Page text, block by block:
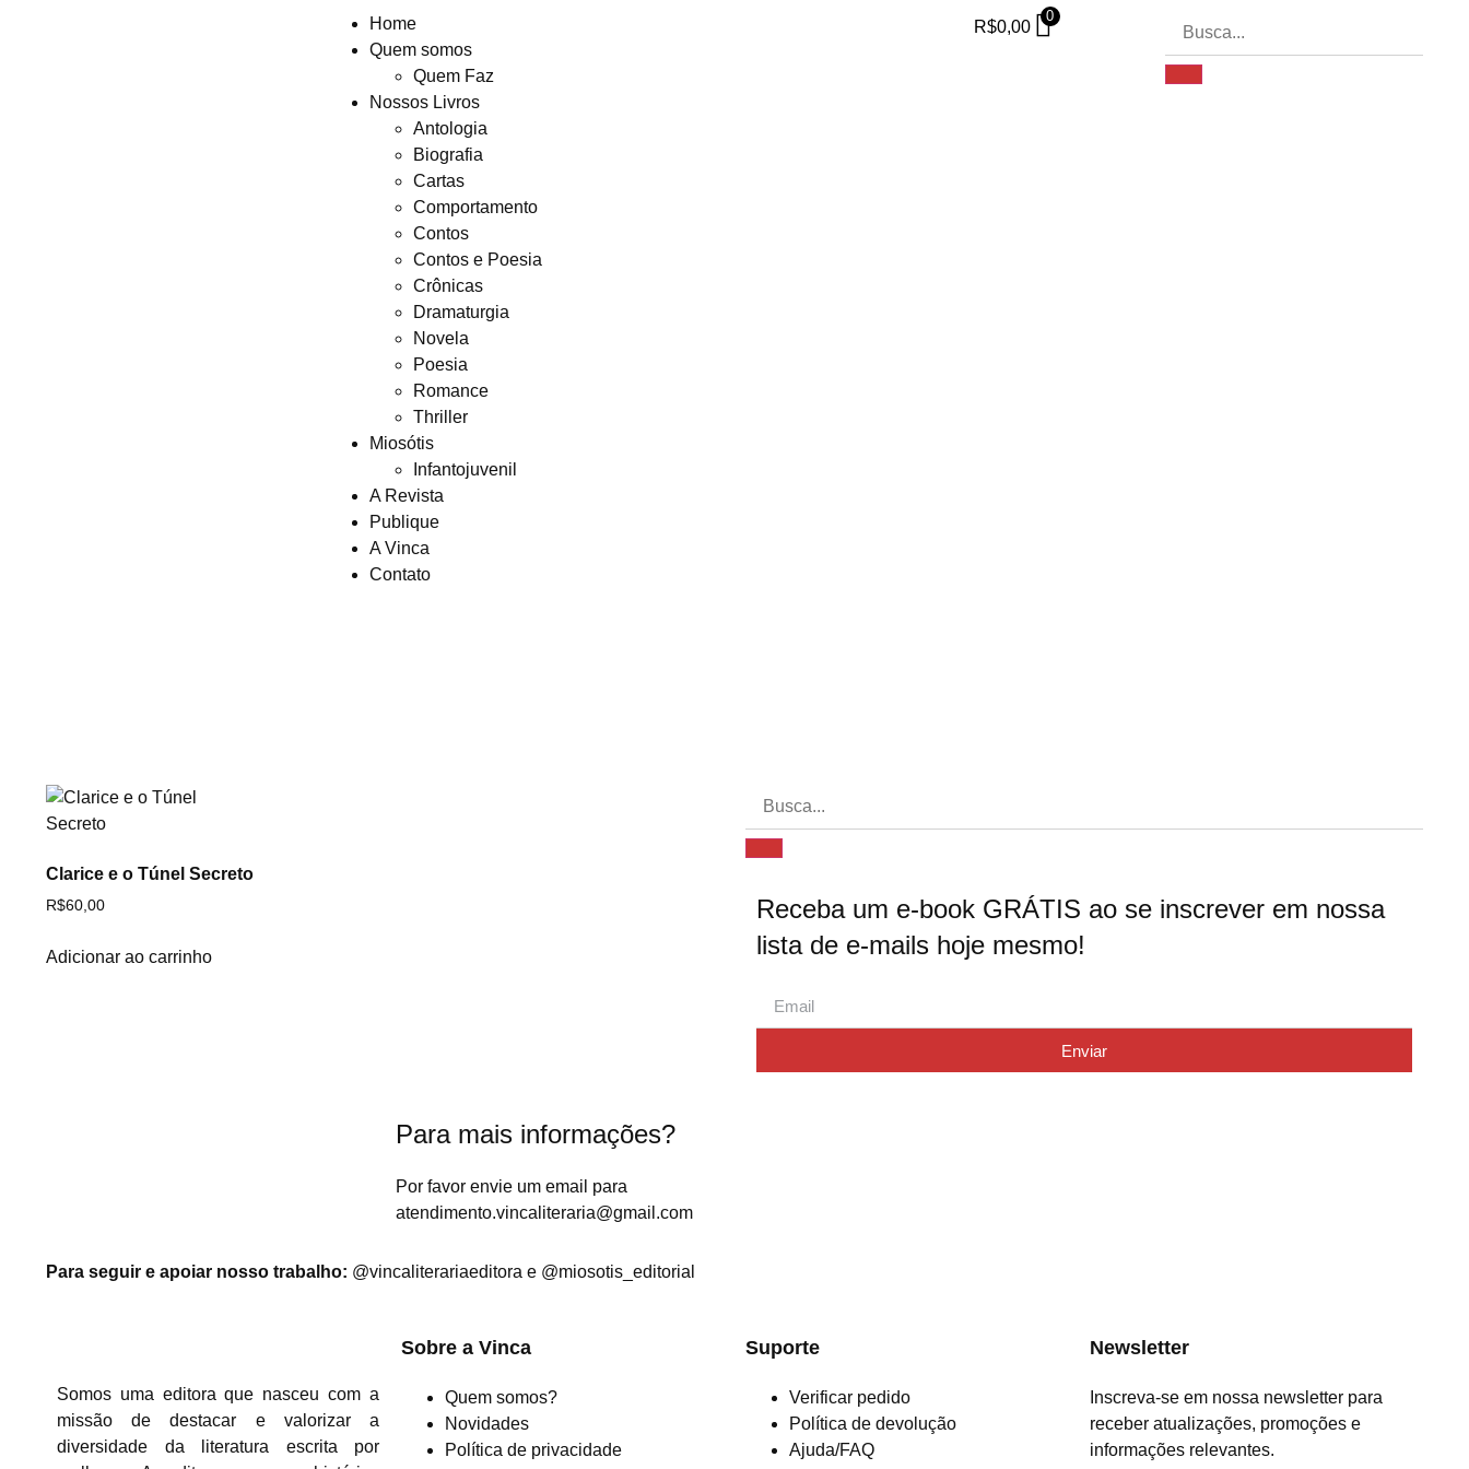
Home
Quem somos
Quem Faz
Nossos Livros
Antologia
Biografia
Cartas
Comportamento
Contos
Contos e Poesia
Crônicas
Dramaturgia
Novela
Poesia
Romance
Thriller
Miosótis
Infantojuvenil
A Revista
Publique
A Vinca
Contato
R$0,00
0
Clarice e o Túnel Secreto
R$60,00
Adicionar ao carrinho
Receba um e-book GRÁTIS ao se inscrever em nossa
lista de e-mails hoje mesmo!
Enviar
Para mais informações?
Por favor envie um email para
atendimento.vincaliteraria@gmail.com
Para seguir e apoiar nosso trabalho: @vincaliterariaeditora e @miosotis_editorial
Somos uma editora que nasceu com a
missão de destacar e valorizar a
diversidade da literatura escrita por
Sobre a Vinca
Quem somos?
Novidades
Política de privacidade
Suporte
Verificar pedido
Política de devolução
Ajuda/FAQ
Newsletter
Inscreva-se em nossa newsletter para
receber atualizações, promoções e
informações relevantes.